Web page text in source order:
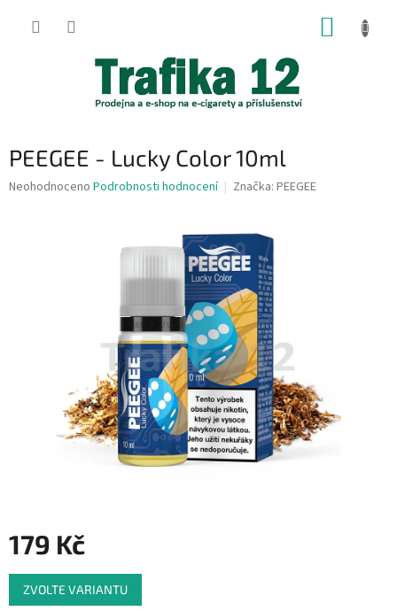
PEEGEE - Lucky Color 10ml
Průměrné
Neohodnoceno Podrobnosti hodnocení Značka: PEEGEE
179 Kč
Měrná
cena:
ZVOLTE VARIANTU